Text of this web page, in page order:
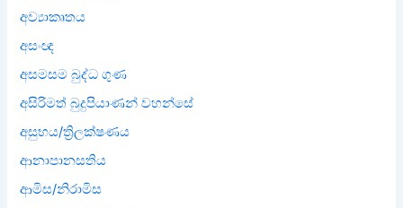
අව්‍යාකෘතය
අසංඥ
අසමසම බුද්ධ ගුණ
අසිරිමත් බුදුපියාණන් වහන්සේ
අසුභය/ත්‍රිලක්ෂණය
ආනාපානසතිය
ආමිස/නිරාමිස